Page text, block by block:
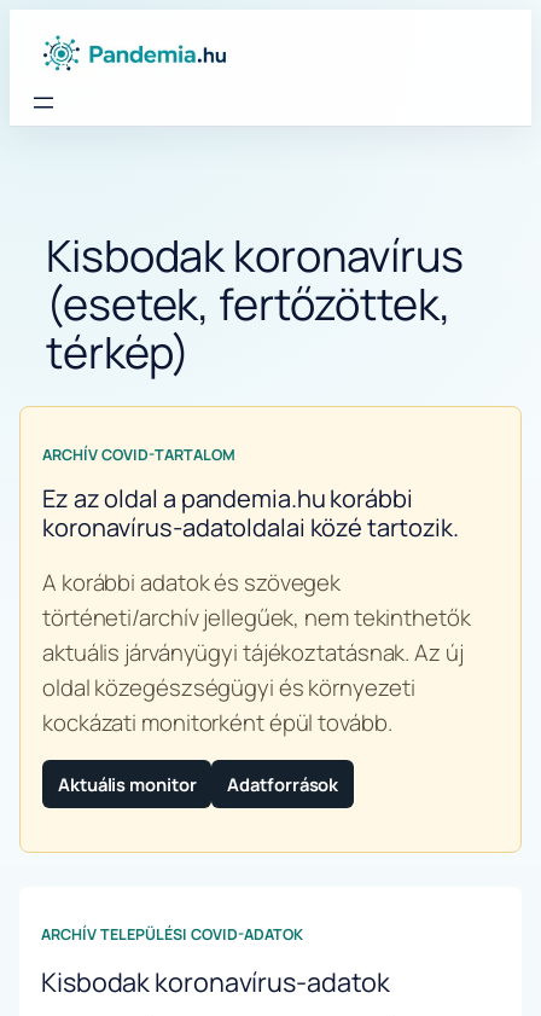
Kisbodak koronavírus
(esetek, fertőzöttek,
térkép)
ARCHÍV COVID-TARTALOM
Ez az oldal a pandemia.hu korábbi
koronavírus-adatoldalai közé tartozik.
A korábbi adatok és szövegek
történeti/archív jellegűek, nem tekinthetők
aktuális járványügyi tájékoztatásnak. Az új
oldal közegészségügyi és környezeti
kockázati monitorként épül tovább.
Aktuális monitor Adatforrások
ARCHÍV TELEPÜLÉSI COVID-ADATOK
Kisbodak koronavírus-adatok